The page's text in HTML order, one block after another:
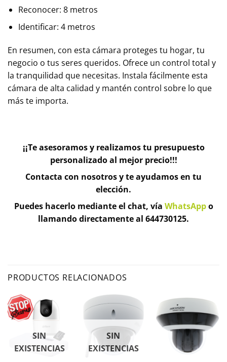
Reconocer: 8 metros
Identificar: 4 metros
En resumen, con esta cámara proteges tu hogar, tu
negocio o tus seres queridos. Ofrece un control total y
la tranquilidad que necesitas. Instala fácilmente esta
cámara de alta calidad y mantén control sobre lo que
más te importa.
¡¡Te asesoramos y realizamos tu presupuesto
personalizado al mejor precio!!!
Contacta con nosotros y te ayudamos en tu
elección.
Puedes hacerlo mediante el chat, vía WhatsAppo
llamando directamente al 644730125.
PRODUCTOS RELACIONADOS
SIN
EXISTENCIAS
SIN
EXISTENCIAS